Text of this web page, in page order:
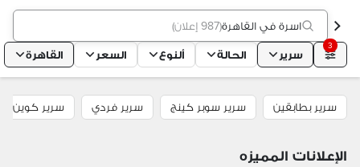
اسرة في القاهرة(987 إعلان )
3
سرير الحالة ألنوع السعر القاهرة
سرير بطابقين سرير سوبر كينج سرير فردي سرير كوين
الإعلانات المميزه